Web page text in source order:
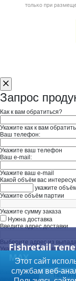
Fishretail
MAX
только при
Этот сайт
службам веб-
Запрос
Как к вам обратиться?
Укажите как к вам
Ваш телефон:
Укажите ваш телефон
Ваш e-mail:
Укажите ваш e-mail
Какой объём вас
укажите
Укажите объём партии
Укажите сумму заказа
Нужна доставка
Введите адрес доставки
Выберите адрес из
Укажите
Ваш запрос будет
личную почту или Вам